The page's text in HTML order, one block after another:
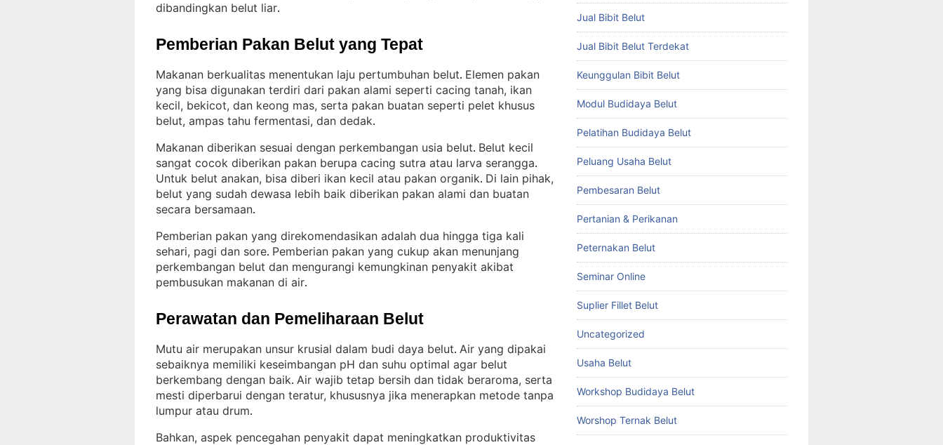
dibandingkan belut liar.
Pemberian Pakan Belut yang Tepat
Makanan berkualitas menentukan laju pertumbuhan belut. Elemen pakan
yang bisa digunakan terdiri dari pakan alami seperti cacing tanah, ikan
kecil, bekicot, dan keong mas, serta pakan buatan seperti pelet khusus
belut, ampas tahu fermentasi, dan dedak.
Makanan diberikan sesuai dengan perkembangan usia belut. Belut kecil
sangat cocok diberikan pakan berupa cacing sutra atau larva serangga
Untuk belut anakan, bisa diberi ikan kecil atau pakan organik. Di lain pihak,
belut yang sudah dewasa lebih baik diberikan pakan alami dan buatan
secara bersamaan.
Pemberian pakan yang direkomendasikan adalah dua hingga tiga kali
sehari, pagi dan sore. Pemberian pakan yang cukup akan menunjang
perkembangan belut dan mengurangi kemungkinan penyakit akibat
pembusukan makanan di air.
Perawatan dan Pemeliharaan Belut
Mutu air merupakan unsur krusial dalam budi daya belut. Air yang dipakai
sebaiknya memiliki keseimbangan pH dan suhu optimal agar belut
berkembang dengan baik. Air wajib tetap bersih dan tidak beraroma, serta
mesti diperbarui dengan teratur, khususnya jika menerapkan metode tanpa
lumpur atau drum.
Bahkan, aspek pencegahan penyakit dapat meningkatkan produktivitas
Jual Bibit Belut
Jual Bibit Belut Terdekat
Keunggulan Bibit Belut
Modul Budidaya Belut
Pelatihan Budidaya Belut
Peluang Usaha Belut
Pembesaran Belut
Pertanian & Perikanan
Peternakan Belut
Seminar Online
Suplier Fillet Belut
Uncategorized
Usaha Belut
Workshop Budidaya Belut
Worshop Ternak Belut